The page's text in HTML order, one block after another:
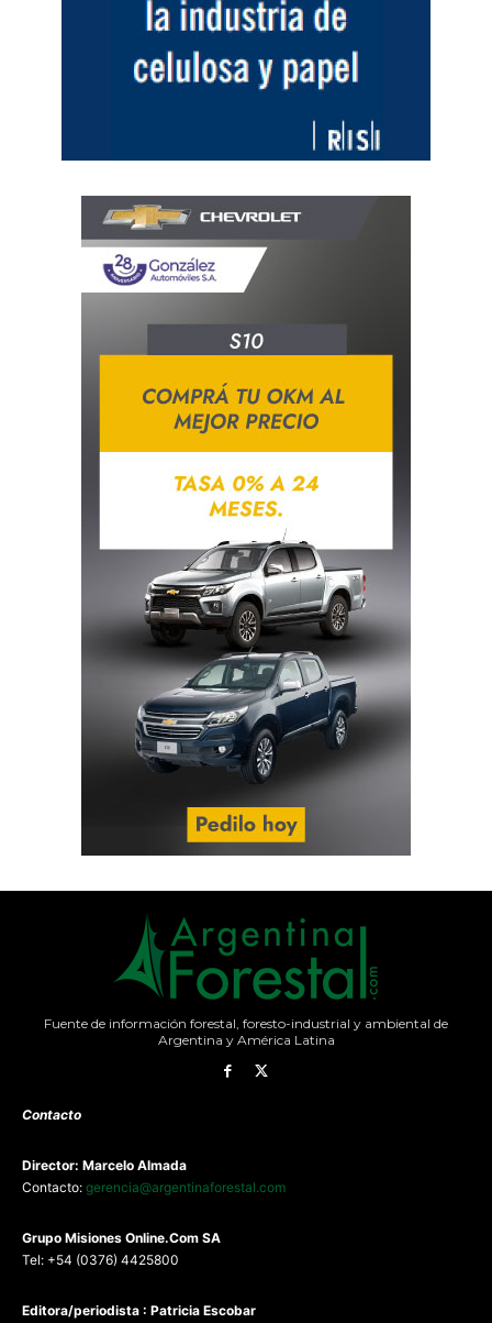
Fuente de información forestal, foresto-industrial y ambiental de
Argentina y América Latina
Contacto
Director: Marcelo Almada
Contacto: gerencia@argentinaforestal.com
Grupo Misiones Online.Com SA
Tel: +54 (0376) 4425800
Editora/periodista : Patricia Escobar